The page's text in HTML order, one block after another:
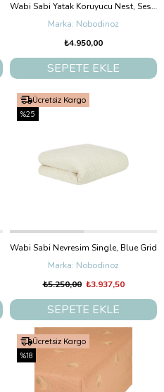
Wabi Sabi Yatak Koruyucu Nest, Sesame
Nobodinoz
₺4.950,00
SEPETE EKLE
Wabi Sabi Nevresim Single, Blue Grid
Nobodinoz
₺3.937,50
₺5.250,00
SEPETE EKLE
Ücretsiz Kargo
%25
Ücretsiz Kargo
%18